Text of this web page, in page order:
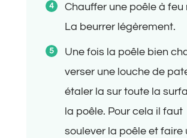
Chauffer une poêle à feu
La beurrer légèrement.
Une fois la poêle bien
verser une louche de
étaler la sur toute la
la poêle. Pour cela il faut
soulever la poêle et faire